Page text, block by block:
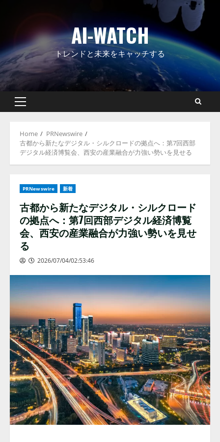
AI-WATCH
トレンドと未来をキャッチする
Primary
Home
PRNewswire
古都から新たなデジタル・シルクロードの拠点へ：第7回西部
デジタル経済博覧会、西安の産業融合が力強い勢いを見せる
PRNewswire 新着
古都から新たなデジタル・シルクロード
の拠点へ：第7回西部デジタル経済博覧
会、西安の産業融合が力強い勢いを見せ
る
2026/07/04/02:53:46